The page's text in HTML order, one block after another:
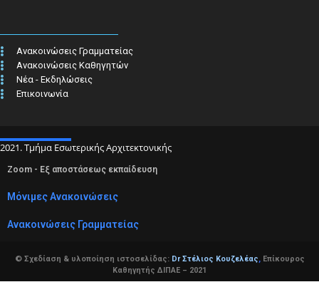
Ανακοινώσεις Γραμματείας
Ανακοινώσεις Καθηγητών
Νέα - Εκδηλώσεις
Επικοινωνία
2021. Τμήμα Εσωτερικής Αρχιτεκτονικής
Zoom - Εξ αποστάσεως εκπαίδευση
Μόνιμες Ανακοινώσεις
Ανακοινώσεις Γραμματείας
© Σχεδίαση & υλοποίηση ιστοσελίδας: Dr Στέλιος Κουζελέας,Επίκουρος
Καθηγητής ΔΙΠΑΕ – 2021